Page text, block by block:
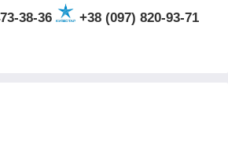
38-36 +38 (097) 820-93-71